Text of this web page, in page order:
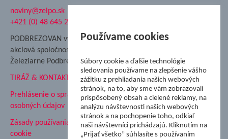
noviny@zelpo.sk
+421 (0) 48 645 2711
PODBREZOVAN vydáva
akciová spoločnosť
Železiarne Podbrezová
TIRÁŽ & KONTAKT
Prehlásenie o spracovaní
osobných údajov
Zásady používania súborov
cookie
Nadácia Železiarne
ŽP Informatika s.r.o.
ŠK Železiarne Podbrezová
Tále a.s.
Používame cookies
Súbory cookie a ďalšie technológie
sledovania používame na zlepšenie vášho
zážitku z prehliadania našich webových
stránok, na to, aby sme vám zobrazovali
prispôsobený obsah a cielené reklamy, na
analýzu návštevnosti našich webových
stránok a na pochopenie toho, odkiaľ
naši návštevníci prichádzajú. Kliknutím na
„Prijať všetko” súhlasíte s používaním